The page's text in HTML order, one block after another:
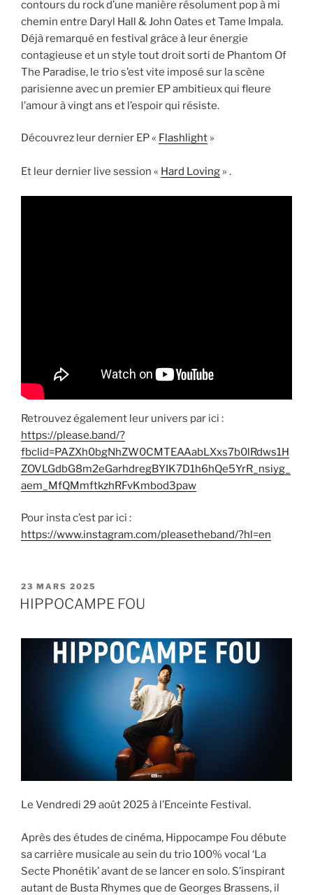
contours du rock d’une manière résolument pop à mi
chemin entre Daryl Hall & John Oates et Tame Impala.
Déjà remarqué en festival grâce à leur énergie
contagieuse et un style tout droit sorti de Phantom Of
The Paradise, le trio s’est vite imposé sur la scène
parisienne avec un premier EP ambitieux qui fleure
l’amour à vingt ans et l’espoir qui résiste.
Découvrez leur dernier EP « Flashlight »
Et leur dernier live session « Hard Loving » .
Retrouvez également leur univers par ici :
https://please.band/?
fbclid=PAZXh0bgNhZW0CMTEAAabLXxs7b0lRdws1H
ZOVLGdbG8m2eGarhdregBYIK7D1h6hQe5YrR_nsiyg_
aem_MfQMmftkzhRFvKmbod3paw
Pour insta c’est par ici :
https://www.instagram.com/pleasetheband/?hl=en
PUBLIÉ
LE
23 MARS 2025
HIPPOCAMPE FOU
Le Vendredi 29 août 2025 à l’Enceinte Festival.
Après des études de cinéma, Hippocampe Fou débute
sa carrière musicale au sein du trio 100% vocal ‘La
Secte Phonétik’ avant de se lancer en solo. S’inspirant
autant de Busta Rhymes que de Georges Brassens, il